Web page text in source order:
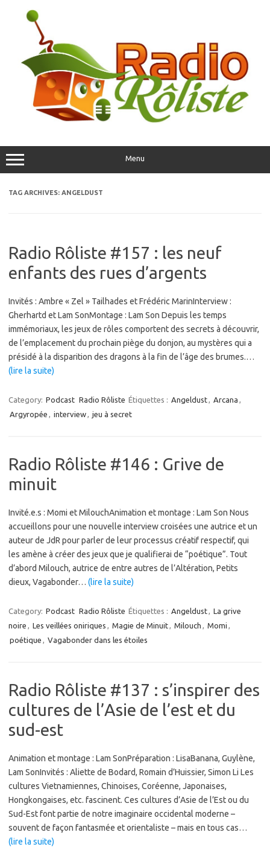
content
Menu
TAG ARCHIVES: ANGELDUST
Radio Rôliste #157 : les neuf
enfants des rues d’argents
Invités : Ambre « Zel » Tailhades et Frédéric MarinInterview :
Gherhartd et Lam SonMontage : Lam Son Depuis les temps
immémoriaux, les jeux de rôles comportent des secrets à découvrir,
de l’emplacement du prochain piège du donjon, au mystères qui a
présidé à la disparition des dragons à la fin de l’âge des brumes.…
(lire la suite)
Category: Podcast Radio Rôliste Étiquettes : Angeldust, Arcana ,
Argyropée , interview, jeu à secret
Radio Rôliste #146 : Grive de
minuit
Invité.e.s : Momi et MilouchAnimation et montage : Lam Son Nous
accueillons pour une nouvelle interview croisées une autrice et un
auteur de JdR pour parler de leur processus créatif respectif, qui
les amène à créer des jeux que je qualifierai de “poétique”. Tout
d’abord Milouch, autrice de entre autres de l’Altération, Petits
dieux, Vagabonder… (lire la suite)
Category: Podcast Radio Rôliste Étiquettes : Angeldust, La grive
noire , Les veillées oniriques , Magie de Minuit, Milouch , Momi ,
poétique , Vagabonder dans les étoiles
Radio Rôliste #137 : s’inspirer des
cultures de l’Asie de l’est et du
sud-est
Animation et montage : Lam SonPréparation : LisaBanana, Guylène,
Lam SonInvités : Aliette de Bodard, Romain d’Huissier, Simon Li Les
cultures Vietnamiennes, Chinoises, Coréenne, Japonaises,
Hongkongaises, etc. fascinent. Ces cultures d’Asie de l’Est ou du
Sud-Est font partie de notre imaginaire occidental moderne –
souvent de façon fantasmée et orientaliste – mais en tous cas…
(lire la suite)